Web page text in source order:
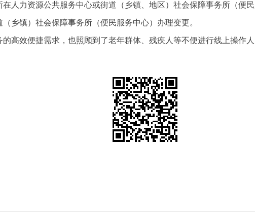
人力资源公共服务中心或街道（乡镇、地区）社会保障事务所（便
乡镇）社会保障事务所（便民服务中心）办理变更。
高效便捷需求，也照顾到了老年群体、残疾人等不便进行线上操作